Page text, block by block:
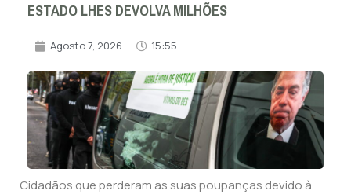
ESTADO LHES DEVOLVA MILHÕES
Agosto 7, 2026 15:55
Cidadãos que perderam as suas poupanças devido à